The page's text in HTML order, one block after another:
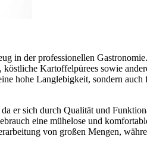
in der professionellen
Kartoffelpürees sowie
hohe Langlebigkeit, sondern
er sich durch Qualität und
eine mühelose und
von großen Mengen,